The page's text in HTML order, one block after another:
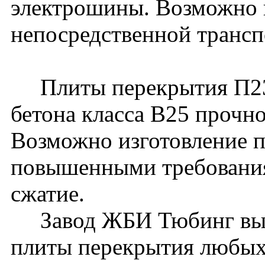
электрошины. Возможно
непосредственной
Плиты перекрытия
бетона класса В25
Возможно изготовление
повышенными
сжатие.
Завод ЖБИ Тюбинг
плиты перекрытия